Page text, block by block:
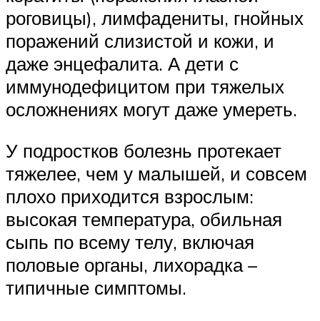
роговицы), лимфадениты, гнойных
поражений слизистой и кожи, и
даже энцефалита. А дети с
иммунодефицитом при тяжелых
осложнениях могут даже умереть.
У подростков болезнь протекает
тяжелее, чем у малышей, и совсем
плохо приходится взрослым:
высокая температура, обильная
сыпь по всему телу, включая
половые органы, лихорадка –
типичные симптомы.